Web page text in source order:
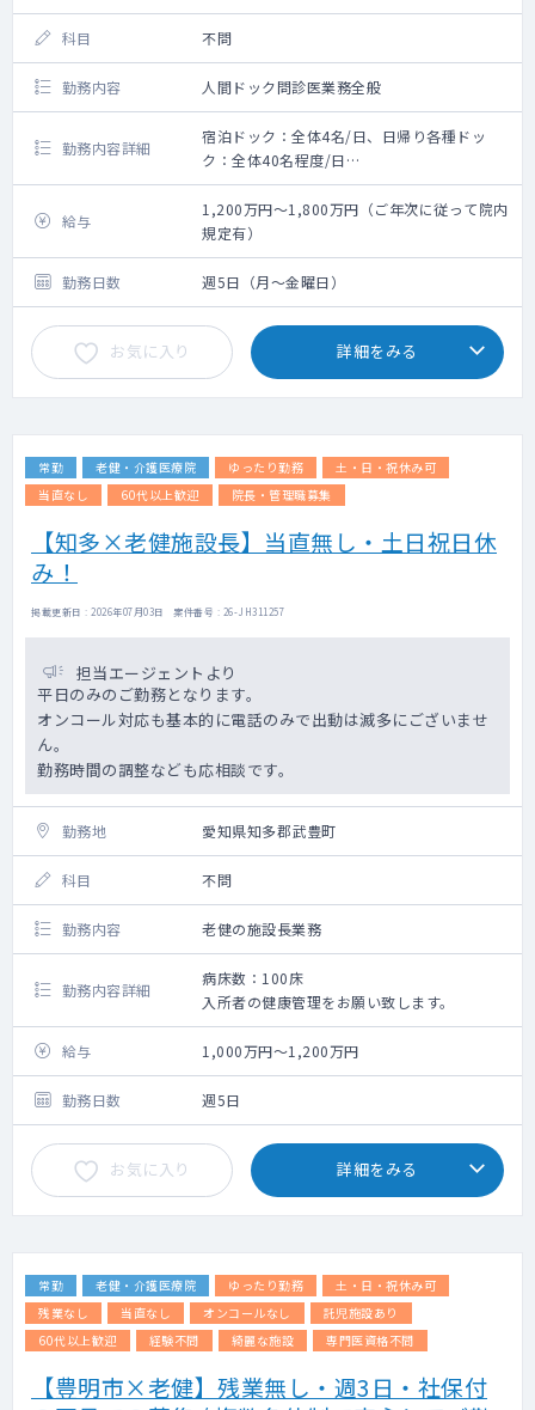
科目 不問
勤務内容 人間ドック問診医業務全般
勤務内容詳細
宿泊ドック：全体4名/日、日帰り各種ドッ
ク：全体40名程度/日
内容：人間ドック問診・受検後の結果説明、
結果報告書作成
1.宿泊ドック（全体で4名/日）事前問診確
認・受検前の問診・受検後の結果説明
2.日帰り各種ドック（全体で40名程度/日）受
検前の医師問診、受検後の結果説明
3.判定業務と結果報告書作成（宿泊ドックお
よび日帰り各種ドック※自身以外が問診した
受検者も含む）
※読影業務は専門医が行いますので不要で
給与
1,200万円～1,800万円（ご年次に従って院内
規定有）
勤務日数 週5日（月～金曜日）
お気に入り 詳細をみる
常勤 老健・介護医療院 ゆったり勤務
土・日・祝休み可
当直なし
60代以上歓迎 院長・管理職募集
【知多×老健施設長】当直無し・土日祝日休
み！
掲載更新日 : 2026年07月03日 案件番号 : 26-JH311257
担当エージェントより
平日のみのご勤務となります。
オンコール対応も基本的に電話のみで出動は滅多にございませ
ん。
勤務時間の調整なども応相談です。
勤務地 愛知県知多郡武豊町
科目 不問
勤務内容 老健の施設長業務
勤務内容詳細
病床数：100床
入所者の健康管理をお願い致します。
給与 1,000万円～1,200万円
勤務日数 週5日
お気に入り 詳細をみる
常勤 老健・介護医療院 ゆったり勤務
土・日・祝休み可
残業なし
当直なし オンコールなし
託児施設あり
60代以上歓迎
経験不問 綺麗な施設 専門医資格不問
【豊明市×老健】残業無し・週3日・社保付